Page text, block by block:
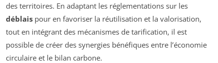
des territoires. En adaptant les réglementations sur les
déblais pour en favoriser la réutilisation et la valorisation,
tout en intégrant des mécanismes de tarification, il est
possible de créer des synergies bénéfiques entre l’économie
circu­laire et le bilan carbone.